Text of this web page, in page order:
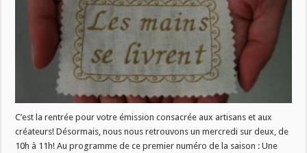
se
livrent,
ce
mercredi
septembre!
C’est la rentrée pour votre émission consacrée aux artisans et aux
créateurs! Désormais, nous nous retrouvons un mercredi sur deux, de
10h à 11h! Au programme de ce premier numéro de la saison : Une